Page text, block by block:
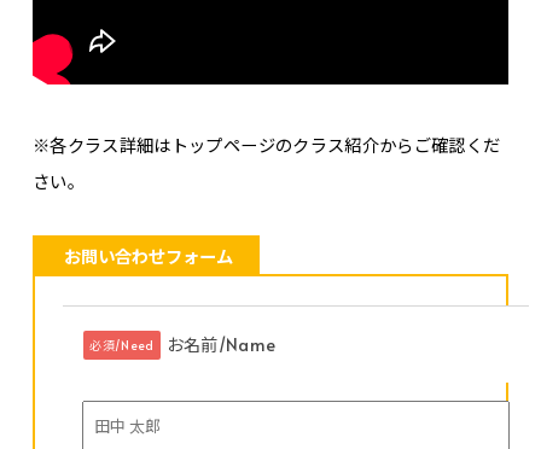
※各クラス詳細はトップページのクラス紹介からご確認くだ
さい。
お問い合わせフォーム
必須/Need お名前/Name